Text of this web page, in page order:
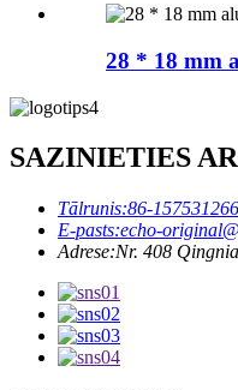
28 * 18 mm
SAZINIETIES
Tālrunis:86-
E-pasts:echo-
Adrese:Nr. 408